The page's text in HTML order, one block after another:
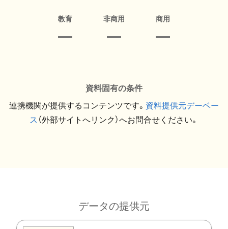
教育 非商用 商用
資料固有の条件
連携機関が提供するコンテンツです。 資料提供元デーベー
ス （外部サイトへリンク）へお問合せください。
データの提供元